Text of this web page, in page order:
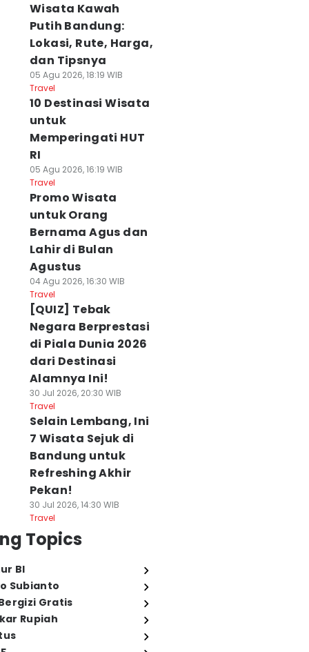
Wisata Kawah
Putih Bandung:
Lokasi, Rute, Harga,
dan Tipsnya
05 Agu 2026, 18:19 WIB
Travel
10 Destinasi Wisata
untuk
Memperingati HUT
RI
05 Agu 2026, 16:19 WIB
Travel
Promo Wisata
untuk Orang
Bernama Agus dan
Lahir di Bulan
Agustus
04 Agu 2026, 16:30 WIB
Travel
[QUIZ] Tebak
Negara Berprestasi
di Piala Dunia 2026
dari Destinasi
Alamnya Ini!
30 Jul 2026, 20:30 WIB
Travel
Selain Lembang, Ini
7 Wisata Sejuk di
Bandung untuk
Refreshing Akhir
Pekan!
30 Jul 2026, 14:30 WIB
Travel
Topics
BI
Subianto
Gratis
Rupiah